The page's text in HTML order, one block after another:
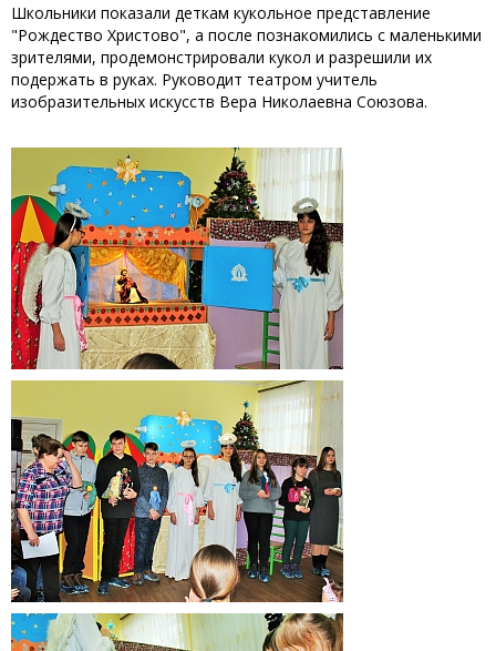
Школьники показали деткам кукольное представление
"Рождество Христово", а после познакомились с маленькими
зрителями, продемонстрировали кукол и разрешили их
подержать в руках. Руководит театром учитель
изобразительных искусств Вера Николаевна Союзова.